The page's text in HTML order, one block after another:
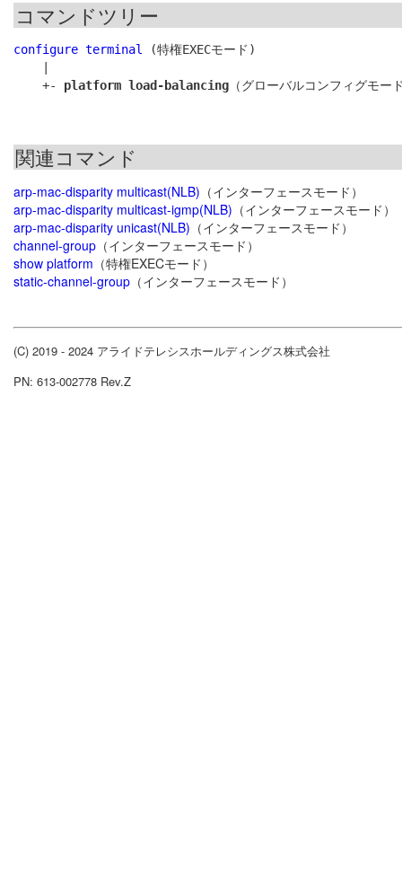
コマンドツリー
configure terminal
(特権EXECモード)
    +-
platform load-balancing
関連コマンド
arp-mac-disparity multicast(NLB) （インターフェースモード）
arp-mac-disparity multicast-igmp(NLB) （インターフェースモード）
arp-mac-disparity unicast(NLB) （インターフェースモード）
channel-group （インターフェースモード）
show platform （特権EXECモード）
static-channel-group （インターフェースモード）
(C) 2019 - 2024 アライドテレシスホールディングス株式会社
PN: 613-002778 Rev.Z